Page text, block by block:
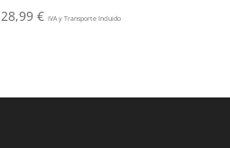
28,99 € IVA y Transporte Incluido